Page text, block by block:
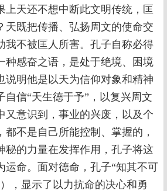
上天还不想中断此文明传统，匡
天既把传播、弘扬周文的使命交
我不被匡人所害。孔子自称必得
种感奋之语，是处于绝境、困境
说明他是以天为信仰对象和精神
自信“天生德于予”，以复兴周文
又意识到，事业的兴废，以及个
都不是自己所能控制、掌握的，
秘的力量在发挥作用，孔子将这
运命。面对德命，孔子“知其不可
，显示了以力抗命的决心和勇